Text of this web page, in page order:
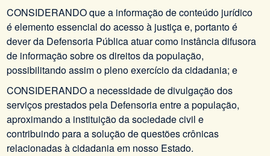
CONSIDERANDO que a informação de conteúdo jurídico
é elemento essencial do acesso à justiça e, portanto é
dever da Defensoria Pública atuar como instância difusora
de informação sobre os direitos da população,
possibilitando assim o pleno exercício da cidadania; e
CONSIDERANDO a necessidade de divulgação dos
serviços prestados pela Defensoria entre a população,
aproximando a instituição da sociedade civil e
contribuindo para a solução de questões crônicas
relacionadas à cidadania em nosso Estado.